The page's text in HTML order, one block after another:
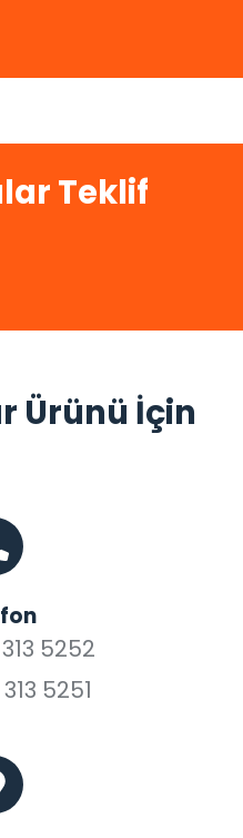
Teklif
Ürünü İçin
5252
5251